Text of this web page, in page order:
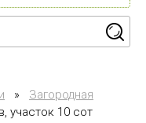
»
Загородная
участок 10 сот